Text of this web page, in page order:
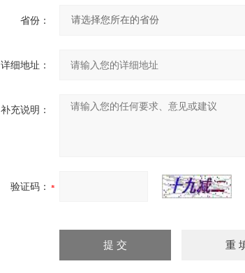
省份：
详细地址：
补充说明：
验证码：